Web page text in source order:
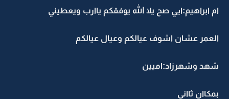
ام ابراهيم:ايي صح يلا الله يوفقكم ياارب ويعطيني
العمر عشان اشوف عيالكم وعيال عيالكم
شهد وشهرزاد:اميين
بمكاان ثااني